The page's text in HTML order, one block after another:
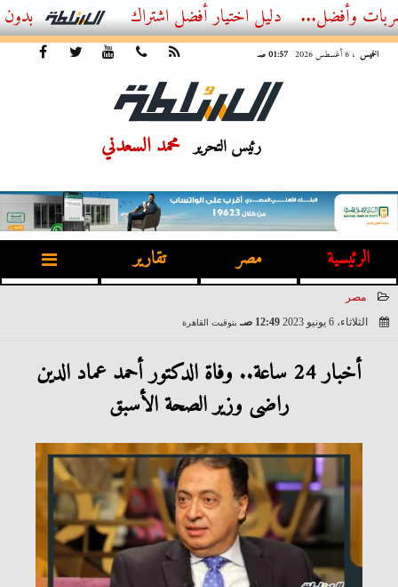
أفضل اشتراك IPTV بدون تقطيع 2026 – دليل المشاهد العصري
الخميس ، 6 أغسطس 2026 01:57 صـ
رئيس التحرير محمد السعدني
الرئيسية مصر تقارير
مصر
الثلاثاء، 6 يونيو 2023
12:49 صـ بتوقيت القاهرة
أخبار 24 ساعة.. وفاة الدكتور أحمد عماد الدين
راضى وزير الصحة الأسبق